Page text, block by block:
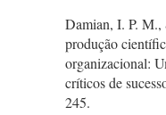
Damian, I. P.
produção
organizacional:
críticos de
245.